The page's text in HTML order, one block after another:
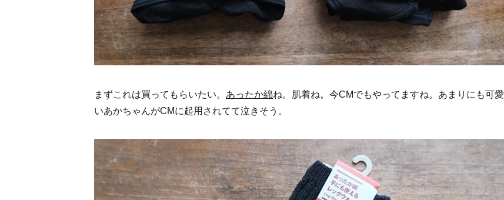
住まいの実例 Magazine for MUJI LIFE
無印良品のリノベーション
MUJI×UR団地リノベーションプロジェクト
まずこれは買ってもらいたい。 あったか綿ね。肌着ね。今CMでもやってますね。あまりにも可愛
いあかちゃんがCMに起用されてて泣きそう。